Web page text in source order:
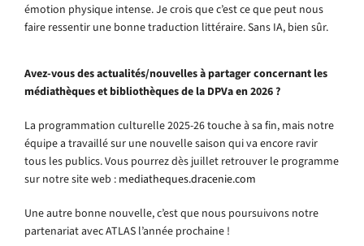
émotion physique intense. Je crois que c’est ce que peut nous
faire ressentir une bonne traduction littéraire. Sans IA, bien sûr.
Avez-vous des actualités/nouvelles à partager concernant les
médiathèques et bibliothèques de la DPVa en 2026 ?
La programmation culturelle 2025-26 touche à sa fin, mais notre
équipe a travaillé sur une nouvelle saison qui va encore ravir
tous les publics. Vous pourrez dès juillet retrouver le programme
sur notre site web : mediatheques.dracenie.com
Une autre bonne nouvelle, c’est que nous poursuivons notre
partenariat avec ATLAS l’année prochaine !